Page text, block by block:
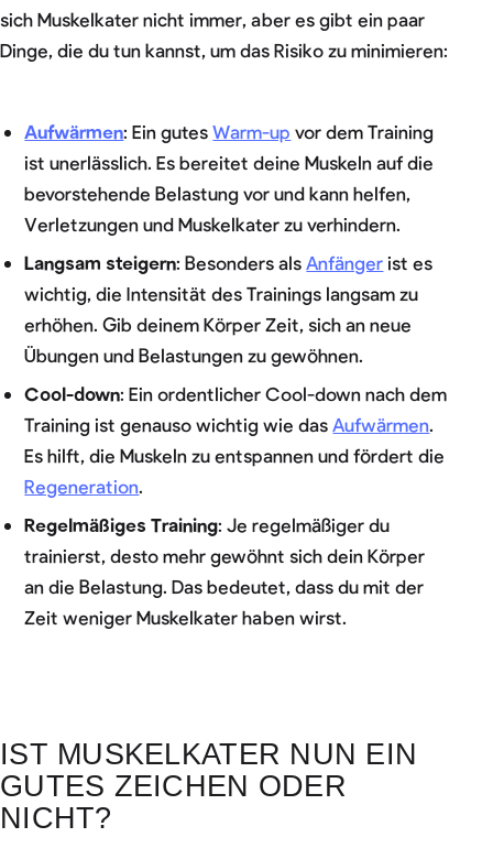
sich Muskelkater nicht immer, aber es gibt ein paar
Dinge, die du tun kannst, um das Risiko zu minimieren:
Aufwärmen: Ein gutesWarm-up vor dem Training
ist unerlässlich. Es bereitet deine Muskeln auf die
bevorstehende Belastung vor und kann helfen,
Verletzungen und Muskelkater zu verhindern.
Langsam steigern: Besonders als Anfänger ist es
wichtig, die Intensität des Trainings langsam zu
erhöhen. Gib deinem Körper Zeit, sich an neue
Übungen und Belastungen zu gewöhnen.
Cool-down: Ein ordentlicher Cool-down nach dem
Training ist genauso wichtig wie das Aufwärmen.
Es hilft, die Muskeln zu entspannen und fördert die
Regeneration.
Regelmäßiges Training: Je regelmäßiger du
trainierst, desto mehr gewöhnt sich dein Körper
an die Belastung. Das bedeutet, dass du mit der
Zeit weniger Muskelkater haben wirst.
IST MUSKELKATER NUN EIN
GUTES ZEICHEN ODER
NICHT?